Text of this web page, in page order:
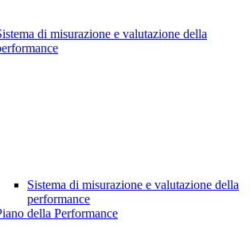
di misurazione e valutazione della
Sistema di misurazione e valutazione della
performance
della Performance